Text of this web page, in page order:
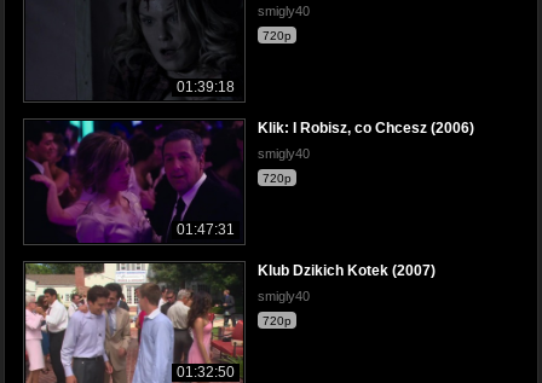
01:39:18
smigly40
720p
01:47:31
Klik: I Robisz, co Chcesz (2006)
smigly40
720p
01:32:50
Klub Dzikich Kotek (2007)
smigly40
720p